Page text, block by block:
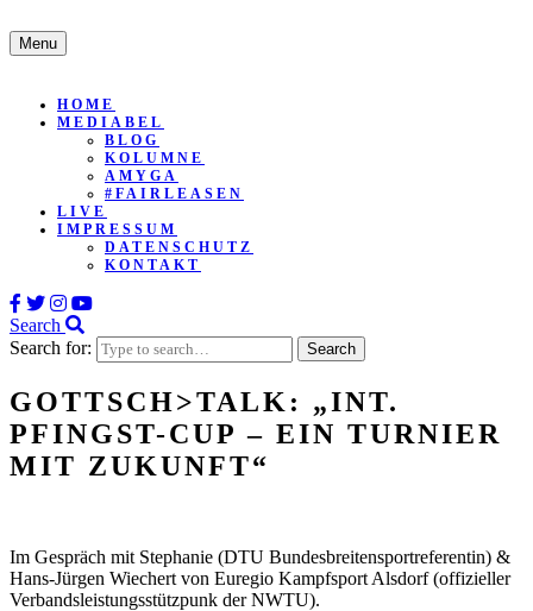
Menu
HOME
MEDIABEL
BLOG
KOLUMNE
AMYGA
#FAIRLEASEN
LIVE
IMPRESSUM
DATENSCHUTZ
KONTAKT
Search
Search for:
GOTTSCH>TALK: „INT.
PFINGST-CUP – EIN TURNIER
MIT ZUKUNFT“
Im Gespräch mit Stephanie (DTU Bundesbreitensportreferentin) &
Hans-Jürgen Wiechert von Euregio Kampfsport Alsdorf (offizieller
Verbandsleistungsstützpunk der NWTU).